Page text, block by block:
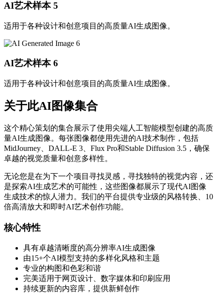
AI艺术样本 5
适用于各种设计和创意项目的高质量AI生成图像。
AI艺术样本 6
适用于各种设计和创意项目的高质量AI生成图像。
关于此AI图像集合
这个精心策划的集合展示了使用尖端人工智能模型创建的高质
量AI生成图像。每张图像都使用先进的AI技术制作，包括
MidJourney、DALL-E 3、Flux Pro和Stable Diffusion 3.5，确保
卓越的视觉质量和创意多样性。
无论您是在为下一个项目寻找灵感，寻找独特的视觉内容，还
是探索AI生成艺术的可能性，这些图像都展示了现代AI图像
生成技术的惊人潜力。我们的平台提供专业级的风格转换、10
倍高清放大和即时AI艺术创作功能。
核心特性
具有卓越清晰度的高分辨率AI生成图像
由15+个AI模型支持的多样化风格和主题
专业的构图和色彩和谐
完美适用于网页设计、数字媒体和印刷应用
持续更新的内容库，提供新鲜创作